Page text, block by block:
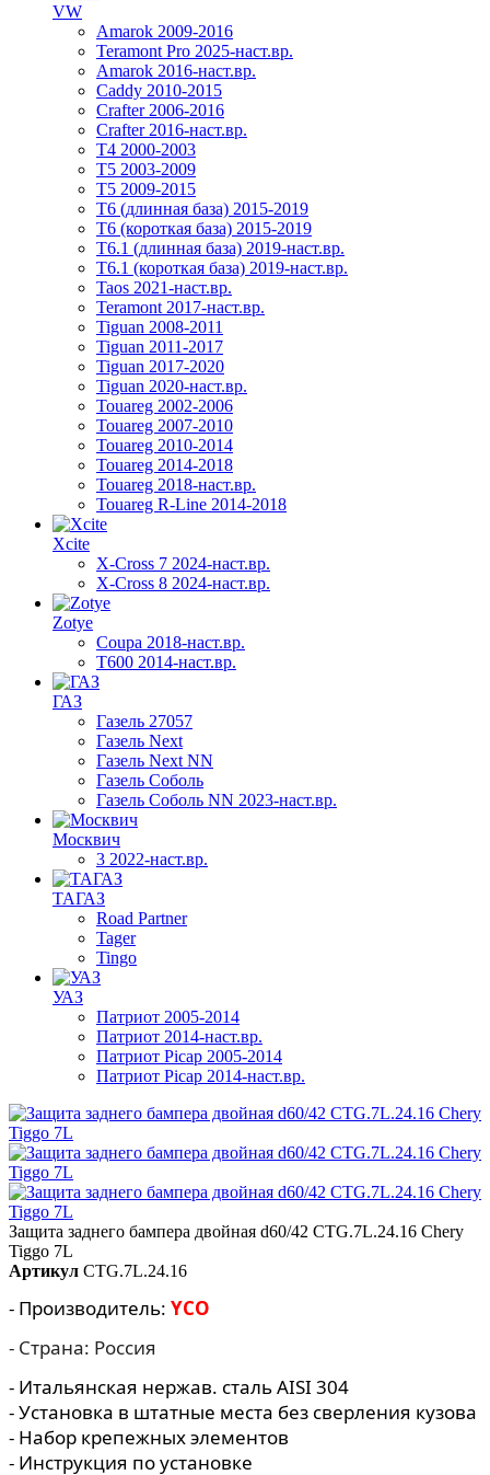
VW
Amarok 2009-2016
Teramont Pro 2025-наст.вр.
Amarok 2016-наст.вр.
Caddy 2010-2015
Crafter 2006-2016
Crafter 2016-наст.вр.
T4 2000-2003
T5 2003-2009
T5 2009-2015
T6 (длинная база) 2015-2019
Т6 (короткая база) 2015-2019
T6.1 (длинная база) 2019-наст.вр.
T6.1 (короткая база) 2019-наст.вр.
Taos 2021-наст.вр.
Teramont 2017-наст.вр.
Tiguan 2008-2011
Tiguan 2011-2017
Tiguan 2017-2020
Tiguan 2020-наст.вр.
Touareg 2002-2006
Touareg 2007-2010
Touareg 2010-2014
Touareg 2014-2018
Touareg 2018-наст.вр.
Touareg R-Line 2014-2018
Xcite
X-Cross 7 2024-наст.вр.
X-Cross 8 2024-наст.вр.
Zotye
Coupa 2018-наст.вр.
T600 2014-наст.вр.
ГАЗ
Газель 27057
Газель Next
Газель Next NN
Газель Соболь
Газель Соболь NN 2023-наст.вр.
Москвич
3 2022-наст.вр.
ТАГАЗ
Road Partner
Tager
Tingo
УАЗ
Патриот 2005-2014
Патриот 2014-наст.вр.
Патриот Picap 2005-2014
Патриот Picap 2014-наст.вр.
Защита заднего бампера двойная d60/42 CTG.7L.24.16 Chery
Tiggo 7L
Артикул CTG.7L.24.16
- Производитель: YCO
- Страна: Россия
- Итальянская нержав. сталь AISI 304
- Установка в штатные места без сверления кузова
- Набор крепежных элементов
- Инструкция по установке